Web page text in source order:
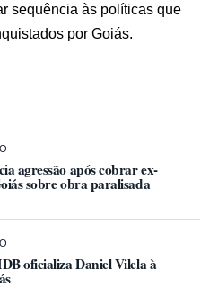
sequência às políticas que
por Goiás.
agressão após cobrar ex-
sobre obra paralisada
oficializa Daniel Vilela à